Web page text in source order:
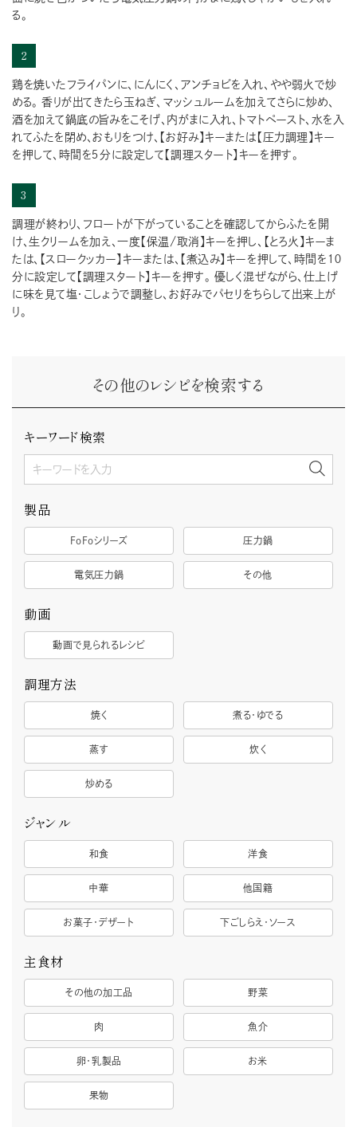
る。
2
鶏を焼いたフライパンに、にんにく、アンチョビを入れ、やや弱火で炒
める。 香りが出てきたら玉ねぎ、マッシュルームを加えてさらに炒め、
酒を加えて鍋底の旨みをこそげ、内がまに入れ、トマトペースト、水を入
れてふたを閉め、おもりをつけ、【お好み】キーまたは【圧力調理】キー
を押して、時間を５分に設定して【調理スタート】キーを押す。
3
調理が終わり、フロートが下がっていることを確認してからふたを開
け、生クリームを加え、一度【保温/取消】キーを押し、【とろ火】キーま
たは、【スロークッカー】キーまたは、【煮込み】キーを押して、時間を１０
分に設定して【調理スタート】キーを押す。 優しく混ぜながら、仕上げ
に味を見て塩・こしょうで調整し、お好みでパセリをちらして出来上が
り。
その他のレシピを検索する
キーワード検索
製品
FoFoシリーズ 圧力鍋
電気圧力鍋 その他
動画
動画で見られるレシピ
調理方法
焼く 煮る・ゆでる
蒸す 炊く
炒める
ジャンル
和食 洋食
中華 他国籍
お菓子・デザート 下ごしらえ・ソース
主食材
その他の加工品 野菜
肉 魚介
卵・乳製品 お米
果物